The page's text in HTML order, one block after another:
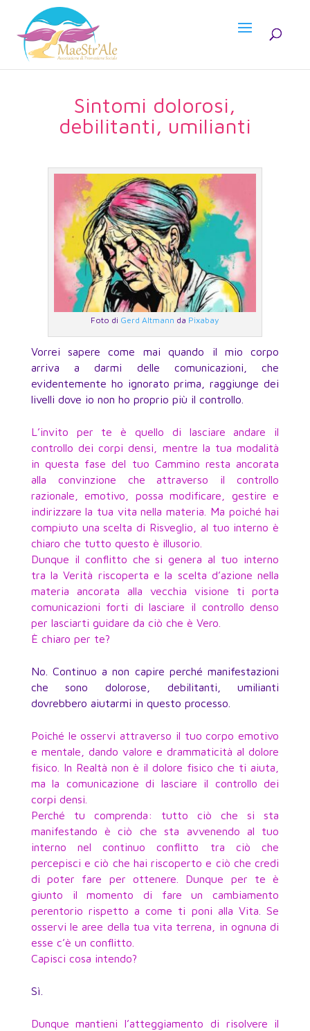
Sintomi dolorosi,
debilitanti, umilianti
Foto di Gerd Altmann da Pixabay
Vorrei sapere come mai quando il mio corpo
arriva a darmi delle comunicazioni, che
evidentemente ho ignorato prima, raggiunge dei
livelli dove io non ho proprio più il controllo.
L’invito per te è quello di lasciare andare il
controllo dei corpi densi, mentre la tua modalità
in questa fase del tuo Cammino resta ancorata
alla convinzione che attraverso il controllo
razionale, emotivo, possa modificare, gestire e
indirizzare la tua vita nella materia. Ma poiché hai
compiuto una scelta di Risveglio, al tuo interno è
chiaro che tutto questo è illusorio.
Dunque il conflitto che si genera al tuo interno
tra la Verità riscoperta e la scelta d’azione nella
materia ancorata alla vecchia visione ti porta
comunicazioni forti di lasciare il controllo denso
per lasciarti guidare da ciò che è Vero.
È chiaro per te?
No. Continuo a non capire perché manifestazioni
che sono dolorose, debilitanti, umilianti
dovrebbero aiutarmi in questo processo.
Poiché le osservi attraverso il tuo corpo emotivo
e mentale, dando valore e drammaticità al dolore
fisico. In Realtà non è il dolore fisico che ti aiuta,
ma la comunicazione di lasciare il controllo dei
corpi densi.
Perché tu comprenda: tutto ciò che si sta
manifestando è ciò che sta avvenendo al tuo
interno nel continuo conflitto tra ciò che
percepisci e ciò che hai riscoperto e ciò che credi
di poter fare per ottenere. Dunque per te è
giunto il momento di fare un cambiamento
perentorio rispetto a come ti poni alla Vita. Se
osservi le aree della tua vita terrena, in ognuna di
esse c’è un conflitto.
Capisci cosa intendo?
Sì.
Dunque mantieni l’atteggiamento di risolvere il